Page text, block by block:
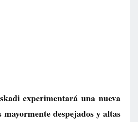
experimentará una nueva
despejados y altas